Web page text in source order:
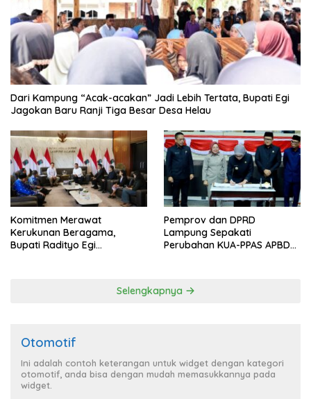
Dari Kampung “Acak-acakan” Jadi Lebih Tertata, Bupati Egi
Jagokan Baru Ranji Tiga Besar Desa Helau
Komitmen Merawat
Kerukunan Beragama,
Bupati Radityo Egi
Pemprov dan DPRD
Lampung Sepakati
Perubahan KUA-PPAS APBD
Selengkapnya
Otomotif
Ini adalah contoh keterangan untuk widget dengan kategori
otomotif, anda bisa dengan mudah memasukkannya pada
widget.